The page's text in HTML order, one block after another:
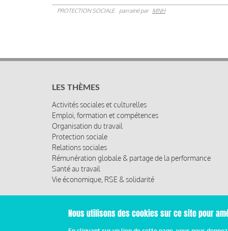
PROTECTION SOCIALE parrainé par MNH
LES THÈMES
Activités sociales et culturelles
Emploi, formation et compétences
Organisation du travail
Protection sociale
Relations sociales
Rémunération globale & partage de la performance
Santé au travail
Vie économique, RSE & solidarité
Nous utilisons des cookies sur ce site pour